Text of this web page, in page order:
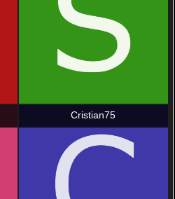
Cristian75